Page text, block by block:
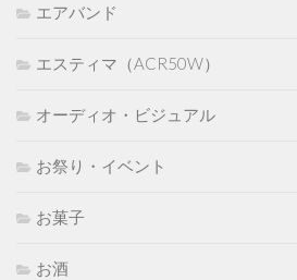
エアバンド
エスティマ（ACR50W）
オーディオ・ビジュアル
お祭り・イベント
お菓子
お酒